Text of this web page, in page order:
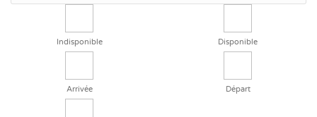
Indisponible Disponible
Arrivée Départ